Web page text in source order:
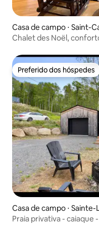
Casa de campo ⋅ Saint-
Chalet des Noël,
Preferido dos hóspedes
Preferido dos hóspedes
Casa de campo ⋅
es
Praia privativa - caiaque